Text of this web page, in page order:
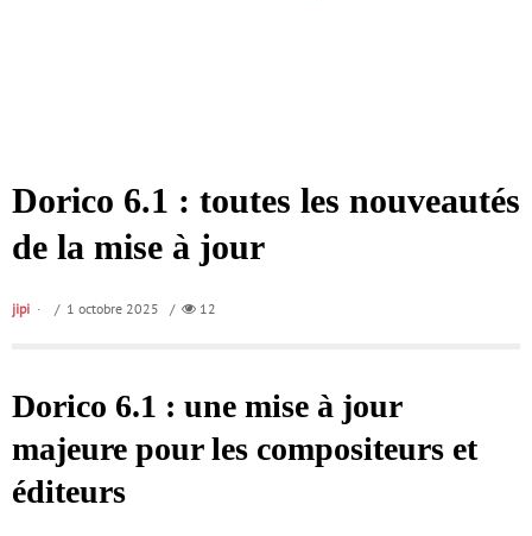
Dorico 6.1 : toutes les nouveautés
de la mise à jour
jipi / 1 octobre 2025 / 12
Dorico 6.1 : une mise à jour
majeure pour les compositeurs et
éditeurs